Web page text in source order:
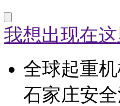
我想出现在这
全球起重
石家庄安